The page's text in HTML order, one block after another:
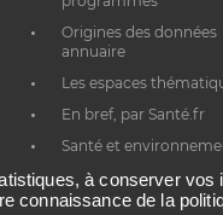
Origines des données
annuaire
Les espaces
En bref, par Santé.fr
Santé et
à conserver
de la